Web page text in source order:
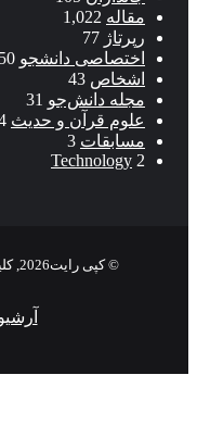
مقاله
1,022
رپرتاژ
77
اختصاصی دانشجو 50
اشخاص 43
مجله دانش‌جو 31
علوم قرآن و حدیث 4
مسابقات 3
Technology
© کپی رایت2026, کلیه حقوق برای دانشجو محفوظ است.